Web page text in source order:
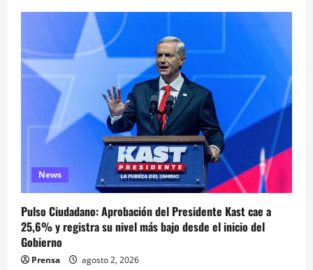
News
Pulso Ciudadano: Aprobación del Presidente Kast cae a
25,6% y registra su nivel más bajo desde el inicio del
Gobierno
Prensa agosto 2, 2026